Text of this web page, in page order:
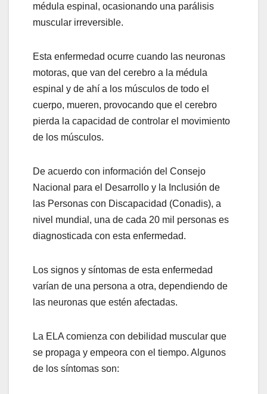
médula espinal, ocasionando una parálisis
muscular irreversible.
Esta enfermedad ocurre cuando las neuronas
motoras, que van del cerebro a la médula
espinal y de ahí a los músculos de todo el
cuerpo, mueren, provocando que el cerebro
pierda la capacidad de controlar el movimiento
de los músculos.
De acuerdo con información del Consejo
Nacional para el Desarrollo y la Inclusión de
las Personas con Discapacidad (Conadis), a
nivel mundial, una de cada 20 mil personas es
diagnosticada con esta enfermedad.
Los signos y síntomas de esta enfermedad
varían de una persona a otra, dependiendo de
las neuronas que estén afectadas.
La ELA comienza con debilidad muscular que
se propaga y empeora con el tiempo. Algunos
de los síntomas son: